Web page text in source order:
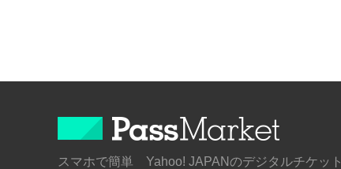
スマホで簡単 Yahoo! JAPANのデジタルチケット